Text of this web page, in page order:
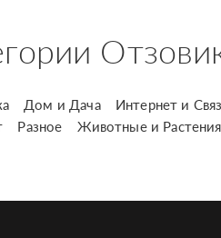
Дом и Дача Интернет и
Разное Животные и Растения